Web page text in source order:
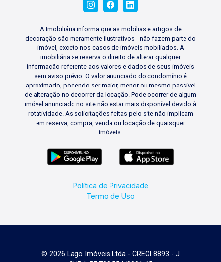
A Imobiliária informa que as mobílias e artigos de
decoração são meramente ilustrativos - não fazem parte do
imóvel, exceto nos casos de imóveis mobiliados. A
imobiliária se reserva o direito de alterar qualquer
informação referente aos valores e dados de seus imóveis
sem aviso prévio. O valor anunciado do condomínio é
aproximado, podendo ser maior, menor ou mesmo passível
de alteração no decorrer da locação. Pode ocorrer de algum
imóvel anunciado no site não estar mais disponível devido à
rotatividade. As solicitações feitas pelo site não implicam
em reserva, compra, venda ou locação de quaisquer
imóveis.
Política de Privacidade
Termo de Uso
© 2026 Lago Imóveis Ltda - CRECI 8893 - J